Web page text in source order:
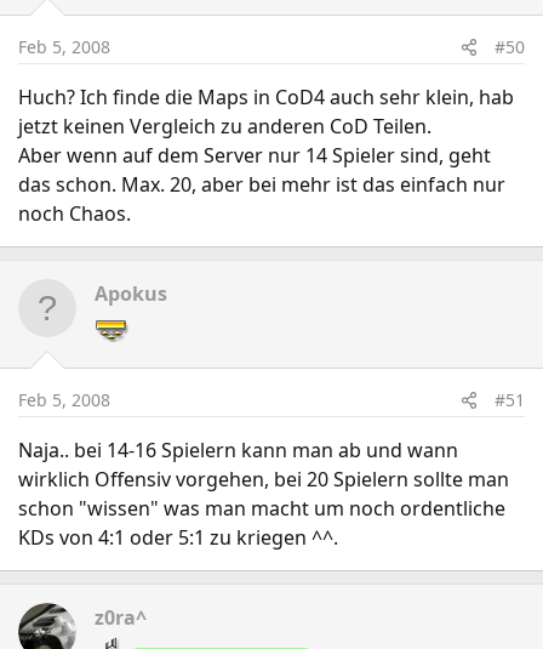
Feb 5, 2008 #50
Huch? Ich finde die Maps in CoD4 auch sehr klein, hab
jetzt keinen Vergleich zu anderen CoD Teilen.
Aber wenn auf dem Server nur 14 Spieler sind, geht
das schon. Max. 20, aber bei mehr ist das einfach nur
noch Chaos.
Apokus
Feb 5, 2008 #51
Naja.. bei 14-16 Spielern kann man ab und wann
wirklich Offensiv vorgehen, bei 20 Spielern sollte man
schon "wissen" was man macht um noch ordentliche
KDs von 4:1 oder 5:1 zu kriegen ^^.
z0ra^